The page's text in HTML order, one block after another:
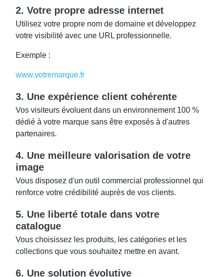
2. Votre propre adresse internet
Utilisez votre propre nom de domaine et développez
votre visibilité avec une URL professionnelle.
Exemple :
www.votremarque.fr
3. Une expérience client cohérente
Vos visiteurs évoluent dans un environnement 100 %
dédié à votre marque sans être exposés à d'autres
partenaires.
4. Une meilleure valorisation de votre
image
Vous disposez d'un outil commercial professionnel qui
renforce votre crédibilité auprès de vos clients.
5. Une liberté totale dans votre
catalogue
Vous choisissez les produits, les catégories et les
collections que vous souhaitez mettre en avant.
6. Une solution évolutive